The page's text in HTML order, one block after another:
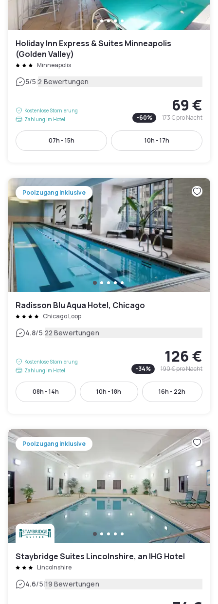
Holiday Inn Express & Suites Minneapolis
(Golden Valley)
Minneapolis
5/5|2 Bewertungen
Kostenlose Stornierung
Zahlung im Hotel
69 €
-60% 173 €pro Nacht
07h - 15h 10h - 17h
Poolzugang inklusive
Radisson Blu Aqua Hotel, Chicago
Chicago Loop
4.8/5|22 Bewertungen
Kostenlose Stornierung
Zahlung im Hotel
126 €
-34% 190 €pro Nacht
08h - 14h 10h - 18h 16h - 22h
Poolzugang inklusive
Staybridge Suites Lincolnshire, an IHG Hotel
Lincolnshire
4.6/5|19 Bewertungen